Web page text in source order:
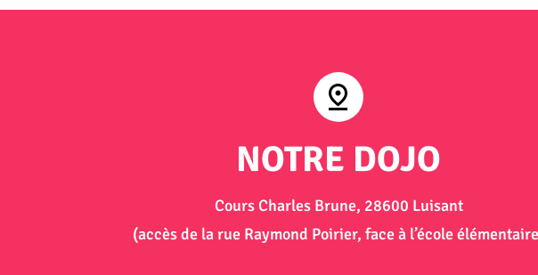
NOTRE DOJO
Cours Charles Brune, 28600 Luisant
(accès de la rue Raymond Poirier, face à l’école